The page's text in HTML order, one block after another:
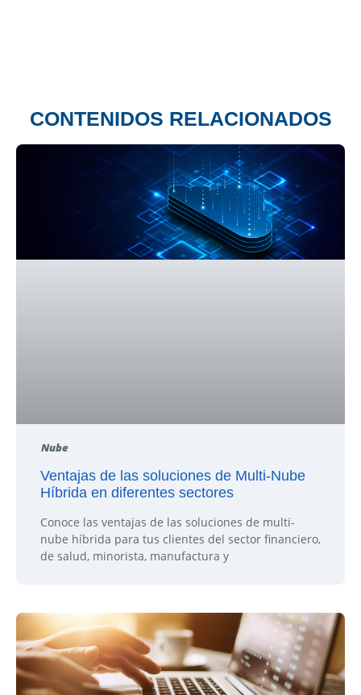
CONTENIDOS RELACIONADOS
Nube
Ventajas de las soluciones de Multi-Nube
Híbrida en diferentes sectores
Conoce las ventajas de las soluciones de multi-
nube híbrida para tus clientes del sector financiero,
de salud, minorista, manufactura y